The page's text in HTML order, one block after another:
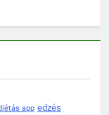
app edzés